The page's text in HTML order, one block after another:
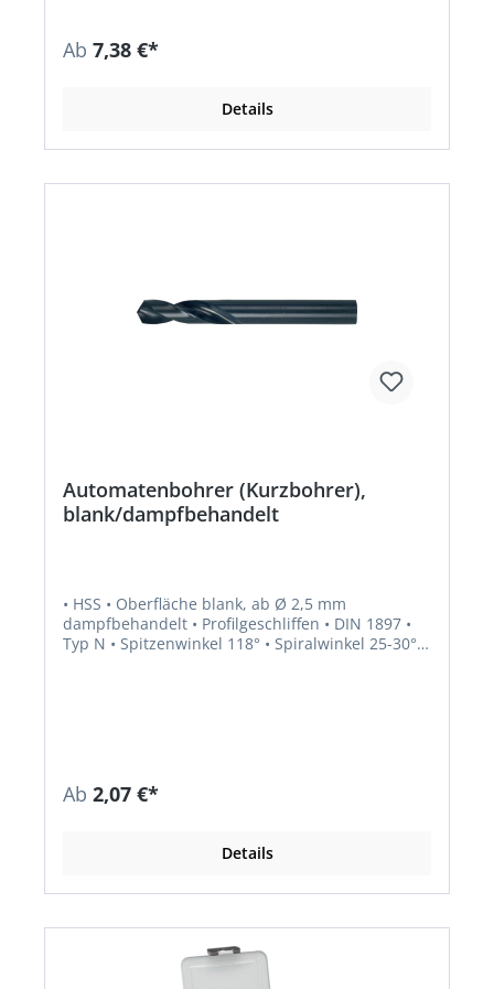
Ab 7,38 €*
Details
Automatenbohrer (Kurzbohrer),
blank/dampfbehandelt
• HSS • Oberfläche blank, ab Ø 2,5 mm
dampfbehandelt • Profilgeschliffen • DIN 1897 •
Typ N • Spitzenwinkel 118° • Spiralwinkel 25-30° •
Ab 2,07 €*
Details